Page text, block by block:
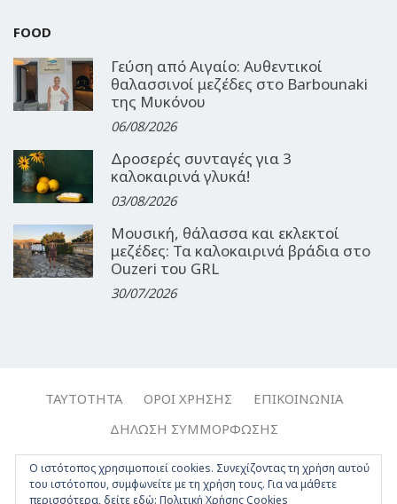
FOOD
Γεύση από Αιγαίο: Αυθεντικοί
θαλασσινοί μεζέδες στο Barbounaki
της Μυκόνου
06/08/2026
Δροσερές συνταγές για 3
καλοκαιρινά γλυκά!
03/08/2026
Μουσική, θάλασσα και εκλεκτοί
μεζέδες: Τα καλοκαιρινά βράδια στο
Ouzeri του GRL
30/07/2026
ΤΑΥΤΌΤΗΤΑ ΌΡΟΙ ΧΡΉΣΗΣ
ΕΠΙΚΟΙΝΩΝΊΑ
ΔΉΛΩΣΗ ΣΥΜΜΌΡΦΩΣΗΣ
Copyright © 2017-2026, Travelgirl.gr | All rights reserved.
Crafted byApptime.
Ο ιστότοπος χρησιμοποιεί cookies. Συνεχίζοντας τη χρήση αυτού
του ιστότοπου, συμφωνείτε με τη χρήση τους. Για να μάθετε
περισσότερα, δείτε εδώ: Πολιτική Χρήσης Cookies